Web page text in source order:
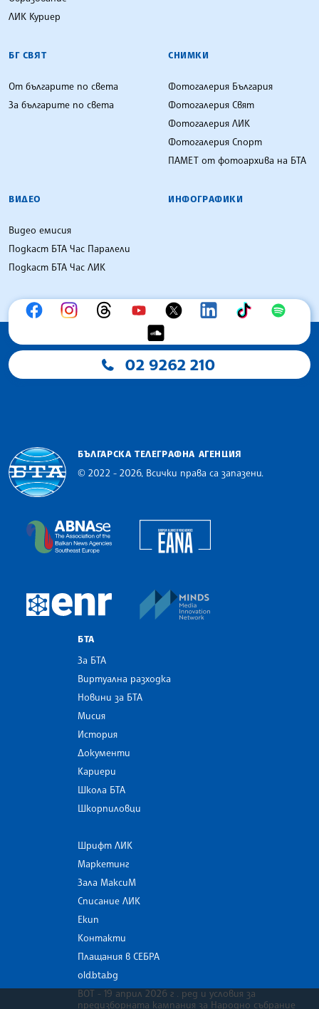
ЛИК Куриер
БГ СВЯТ
От българите по света
За българите по света
СНИМКИ
Фотогалерия България
Фотогалерия Свят
Фотогалерия ЛИК
Фотогалерия Спорт
ПАМЕТ от фотоархива на БТА
ВИДЕО
Видео емисия
Подкаст БТА Час Паралели
Подкаст БТА Час ЛИК
ИНФОГРАФИКИ
02 9262 210
БЪЛГАРСКА ТЕЛЕГРАФНА АГЕНЦИЯ
© 2022 - 2026, Всички права са запазени.
The Assocoation of the Balkan News Agencies
European Newsroom
БТА
За БТА
Виртуална разходка
Новини за БТА
Мисия
История
Документи
Кариери
Школа БТА
Шкорпиловци
Шрифт ЛИК
Маркетинг
Зала МаксиМ
Списание ЛИК
Екип
Контакти
Плащания в СЕБРА
old.bta.bg
ВОТ - 19 април 2026 г . ред и условия за
предизборната кампания за Народно събрание